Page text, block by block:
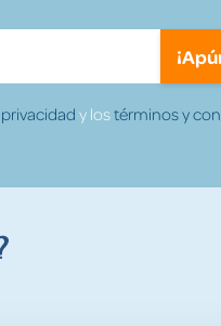
y lostérminos y